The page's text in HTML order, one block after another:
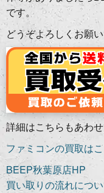
です。
どうぞよろしくお願
詳細はこちらもあわ
ファミコンの買取は
BEEP秋葉原店HP
買い取りの流れにつ